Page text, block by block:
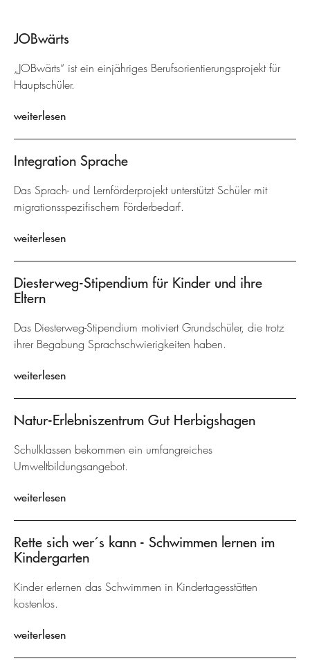
JOBwärts
„JOBwärts“ ist ein einjähriges Berufsorientierungsprojekt für
Hauptschüler.
weiterlesen
Integration Sprache
Das Sprach- und Lernförderprojekt unterstützt Schüler mit
migrationsspezifischem Förderbedarf.
weiterlesen
Diesterweg-Stipendium für Kinder und ihre
Eltern
Das Diesterweg-Stipendium motiviert Grundschüler, die trotz
ihrer Begabung Sprachschwierigkeiten haben.
weiterlesen
Natur-Erlebniszentrum Gut Herbigshagen
Schulklassen bekommen ein umfangreiches
Umweltbildungsangebot.
weiterlesen
Rette sich wer´s kann - Schwimmen lernen im
Kindergarten
Kinder erlernen das Schwimmen in Kindertagesstätten
kostenlos.
weiterlesen